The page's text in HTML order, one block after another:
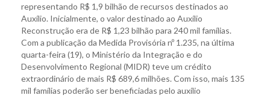
representando R$ 1,9 bilhão de recursos destinados ao
Auxílio. Inicialmente, o valor destinado ao Auxílio
Reconstrução era de R$ 1,23 bilhão para 240 mil famílias.
Com a publicação da Medida Provisória nº 1.235, na última
quarta-feira (19), o Ministério da Integração e do
Desenvolvimento Regional (MIDR) teve um crédito
extraordinário de mais R$ 689,6 milhões. Com isso, mais 135
mil famílias poderão ser beneficiadas pelo auxílio